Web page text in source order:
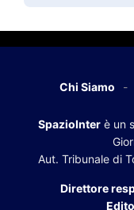
Chi Siamo
SpazioInter è un
Aut. Tribunale di
Direttore